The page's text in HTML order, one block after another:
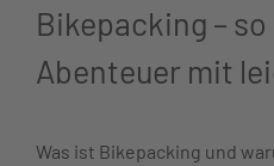
Bikepacking –
Abenteuer mit
Was ist Bikepacking und